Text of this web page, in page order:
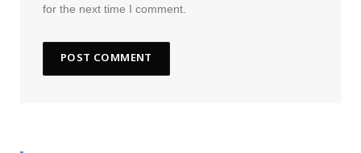
for the next time I comment.